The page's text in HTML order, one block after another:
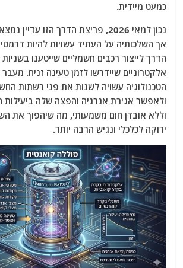
כמעט מיידית.
נכון למאי 2026, פריצת הדרך הזו
אך השלכותיה על העתיד עשויות להיות
הדרך לייצור רכבים חשמליים שייטענו
אלקטרוניים שיידרשו לזמן טעינה זניח. מעבר
הטכנולוגיה עשויה לשנות את פני רשתות
ולאפשר אגירת אנרגיה והפצה שלה
וללא אובדן חום משמעותי, מה שיהפוך את
ירוקה לכלכלי ונגיש הרבה יותר.